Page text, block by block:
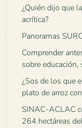
¿Quién dijo que
acrítica?
Panoramas
Comprender
sobre
¿Sos de los que
plato de arroz
SINAC-ACLAC
264 hectáreas